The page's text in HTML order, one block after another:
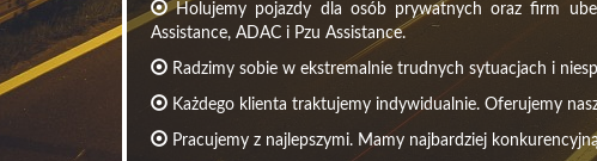
Holujemy pojazdy dla osób prywatnych oraz firm
Assistance, ADAC i Pzu Assistance.
Radzimy sobie w ekstremalnie trudnych sytuacjach i
Każdego klienta traktujemy indywidualnie. Oferujemy
Pracujemy z najlepszymi. Mamy najbardziej